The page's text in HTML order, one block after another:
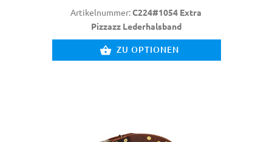
Artikelnummer:C224#1054 Extra
Pizzazz Lederhalsband
ZU OPTIONEN